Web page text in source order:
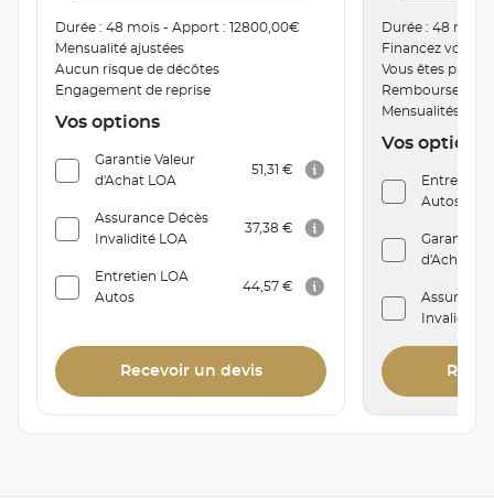
Durée : 48 mois - Apport : 12800,00€
Mensualité ajustées
Aucun risque de décôtes
Engagement de reprise
Vos options
Garantie Valeur
d'Achat LOA
51,31 €
Assurance Décès
Invalidité LOA
37,38 €
Entretien LOA
Autos
44,57 €
Recevoir un devis
Durée : 48 mois
Financez votre
Vous êtes
Mensualités
Vos options
Entretien
Autos
Garantie
d'Achat
Assurance
Invalidité